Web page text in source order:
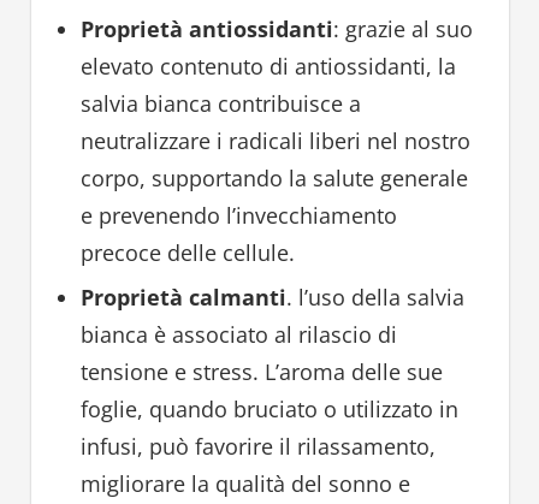
Proprietà antiossidanti: grazie al suo
elevato contenuto di antiossidanti, la
salvia bianca contribuisce a
neutralizzare i radicali liberi nel nostro
corpo, supportando la salute generale
e prevenendo l’invecchiamento
precoce delle cellule.
Proprietà calmanti. l’uso della salvia
bianca è associato al rilascio di
tensione e stress. L’aroma delle sue
foglie, quando bruciato o utilizzato in
infusi, può favorire il rilassamento,
migliorare la qualità del sonno e